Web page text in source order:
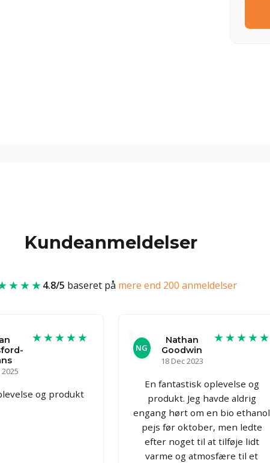
Kundeanmeldelser
4.8/5 baseret på mere end 200 anmeldelser
2025
★★★★★
og produkt
NG
Nathan
Goodwin
18 Dec 2023
★★★★★
En fantastisk oplevelse og
produkt. Jeg havde aldrig
engang hørt om en bio ethanol
pejs før oktober, men ledte
efter noget til at tilføje lidt
varme og atmosfære til et